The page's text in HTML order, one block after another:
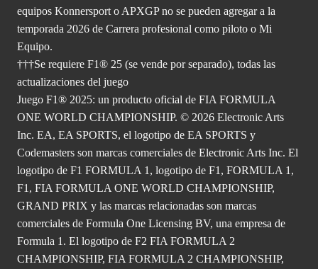
equipos Konnersport o APXGP no se pueden agregar a la
temporada 2026 de Carrera profesional como piloto o Mi
Equipo.
†††Se requiere F1® 25 (se vende por separado), todas las
actualizaciones del juego
Juego F1® 2025: un producto oficial de FIA FORMULA
ONE WORLD CHAMPIONSHIP. © 2026 Electronic Arts
Inc. EA, EA SPORTS, el logotipo de EA SPORTS y
Codemasters son marcas comerciales de Electronic Arts Inc. El
logotipo de F1 FORMULA 1, logotipo de F1, FORMULA 1,
F1, FIA FORMULA ONE WORLD CHAMPIONSHIP,
GRAND PRIX y las marcas relacionadas son marcas
comerciales de Formula One Licensing BV, una empresa de
Formula 1. El logotipo de F2 FIA FORMULA 2
CHAMPIONSHIP, FIA FORMULA 2 CHAMPIONSHIP,